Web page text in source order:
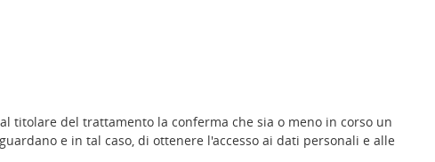
titolare del trattamento la conferma che sia o meno in corso un
e in tal caso, di ottenere l'accesso ai dati personali e alle